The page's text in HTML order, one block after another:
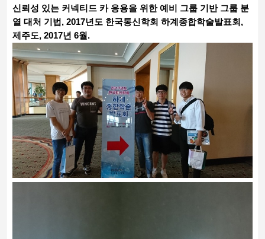
신뢰성 있는 커넥티드 카 응용을 위한 예비 그룹 기반 그룹 분
열 대처 기법, 2017년도 한국통신학회 하계종합학술발표회,
제주도, 2017년 6월.